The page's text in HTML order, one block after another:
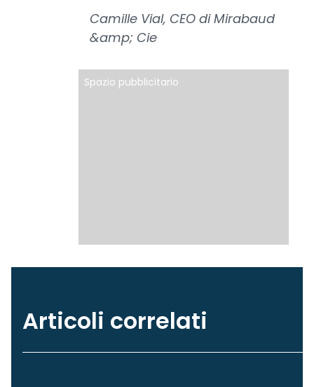
Camille Vial, CEO di Mirabaud
&amp; Cie
Spazio pubblicitario
Articoli correlati